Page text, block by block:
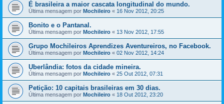
É brasileira a maior cascata longitudinal do mundo.
Última mensagem por Mochileiro « 16 Nov 2012, 20:25
Bonito e o Pantanal.
Última mensagem por Mochileiro « 13 Nov 2012, 17:55
Grupo Mochileiros Aprendizes Aventureiros, no Facebook.
Última mensagem por Mochileiro « 02 Nov 2012, 14:24
Uberlândia: fotos da cidade mineira.
Última mensagem por Mochileiro « 25 Out 2012, 07:31
Petição: 10 capitais brasileiras em 30 dias.
Última mensagem por Mochileiro « 18 Out 2012, 23:20